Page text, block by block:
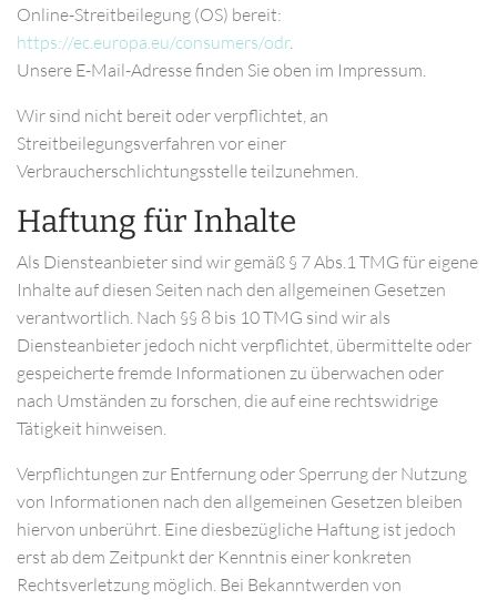
Online-Streitbeilegung (OS) bereit:
https://ec.europa.eu/consumers/odr.
Unsere E-Mail-Adresse finden Sie oben im Impressum.
Wir sind nicht bereit oder verpflichtet, an
Streitbeilegungsverfahren vor einer
Verbraucherschlichtungsstelle teilzunehmen.
Haftung für Inhalte
Als Diensteanbieter sind wir gemäß § 7 Abs.1 TMG für eigene
Inhalte auf diesen Seiten nach den allgemeinen Gesetzen
verantwortlich. Nach §§ 8 bis 10 TMG sind wir als
Diensteanbieter jedoch nicht verpflichtet, übermittelte oder
gespeicherte fremde Informationen zu überwachen oder
nach Umständen zu forschen, die auf eine rechtswidrige
Tätigkeit hinweisen.
Verpflichtungen zur Entfernung oder Sperrung der Nutzung
von Informationen nach den allgemeinen Gesetzen bleiben
hiervon unberührt. Eine diesbezügliche Haftung ist jedoch
erst ab dem Zeitpunkt der Kenntnis einer konkreten
Rechtsverletzung möglich. Bei Bekanntwerden von